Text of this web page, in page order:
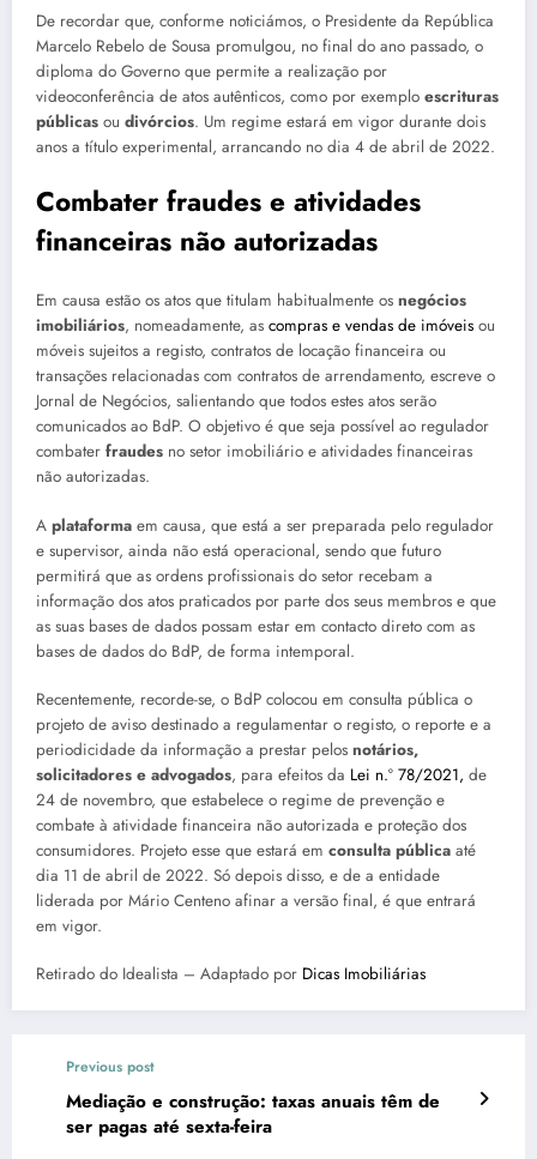
De recordar que, conforme noticiámos, o Presidente da República
Marcelo Rebelo de Sousa promulgou, no final do ano passado, o
diploma do Governo que permite a realização por
videoconferência de atos autênticos, como por exemplo escrituras
públicas ou divórcios. Um regime estará em vigor durante dois
anos a título experimental, arrancando no dia 4 de abril de 2022.
Combater fraudes e atividades
financeiras não autorizadas
Em causa estão os atos que titulam habitualmente os negócios
imobiliários, nomeadamente, as compras e vendas de imóveis ou
móveis sujeitos a registo, contratos de locação financeira ou
transações relacionadas com contratos de arrendamento, escreve o
Jornal de Negócios, salientando que todos estes atos serão
comunicados ao BdP. O objetivo é que seja possível ao regulador
combater fraudes no setor imobiliário e atividades financeiras
não autorizadas.
A plataforma em causa, que está a ser preparada pelo regulador
e supervisor, ainda não está operacional, sendo que futuro
permitirá que as ordens profissionais do setor recebam a
informação dos atos praticados por parte dos seus membros e que
as suas bases de dados possam estar em contacto direto com as
bases de dados do BdP, de forma intemporal.
Recentemente, recorde-se, o BdP colocou em consulta pública o
projeto de aviso destinado a regulamentar o registo, o reporte e a
periodicidade da informação a prestar pelos notários,
solicitadores e advogados, para efeitos da Lei n.º 78/2021, de
24 de novembro, que estabelece o regime de prevenção e
combate à atividade financeira não autorizada e proteção dos
consumidores. Projeto esse que estará em consulta pública até
dia 11 de abril de 2022. Só depois disso, e de a entidade
liderada por Mário Centeno afinar a versão final, é que entrará
em vigor.
Retirado do Idealista – Adaptado por Dicas Imobiliárias
Previous post
Mediação e construção: taxas anuais têm de
ser pagas até sexta-feira